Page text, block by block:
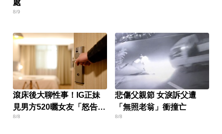
處
8/9
滾床後大聊性事！IG正妹
見男方520曬女友「怒告性
侵」
8/8
悲傷父親節 女淚訴父遭
「無照老翁」衝撞亡
8/8